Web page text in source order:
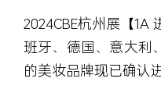
2024CBE杭州展 【1A
班牙、德国、意大利
的美妆品牌现已确认